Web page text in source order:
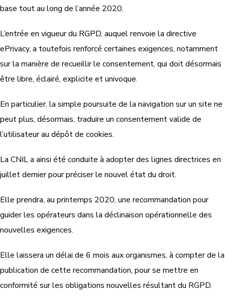
base tout au long de l’année 2020.
L’entrée en vigueur du RGPD, auquel renvoie la directive
ePrivacy, a toutefois renforcé certaines exigences, notamment
sur la manière de recueillir le consentement, qui doit désormais
être libre, éclairé, explicite et univoque.
En particulier, la simple poursuite de la navigation sur un site ne
peut plus, désormais, traduire un consentement valide de
l’utilisateur au dépôt de cookies.
La CNIL a ainsi été conduite à adopter des lignes directrices en
juillet dernier pour préciser le nouvel état du droit.
Elle prendra, au printemps 2020, une recommandation pour
guider les opérateurs dans la déclinaison opérationnelle des
nouvelles exigences.
Elle laissera un délai de 6 mois aux organismes, à compter de la
publication de cette recommandation, pour se mettre en
conformité sur les obligations nouvelles résultant du RGPD.